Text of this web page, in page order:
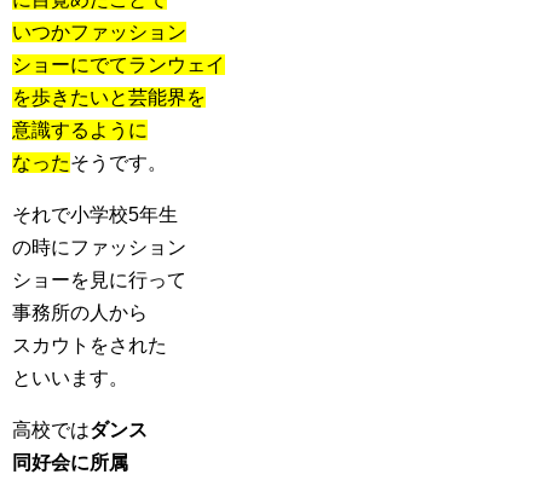
いつかファッション
ショーにでてランウェイ
を歩きたいと芸能界を
意識するように
なったそうです。
それで小学校5年生
の時にファッション
ショーを見に行って
事務所の人から
スカウトをされた
といいます。
高校ではダンス
同好会に所属